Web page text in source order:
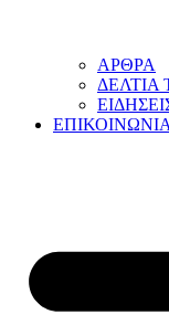
ΑΡΘΡΑ
ΔΕΛΤΙΑ
ΕΠΙΚΟΙΝΩΝΙΑ